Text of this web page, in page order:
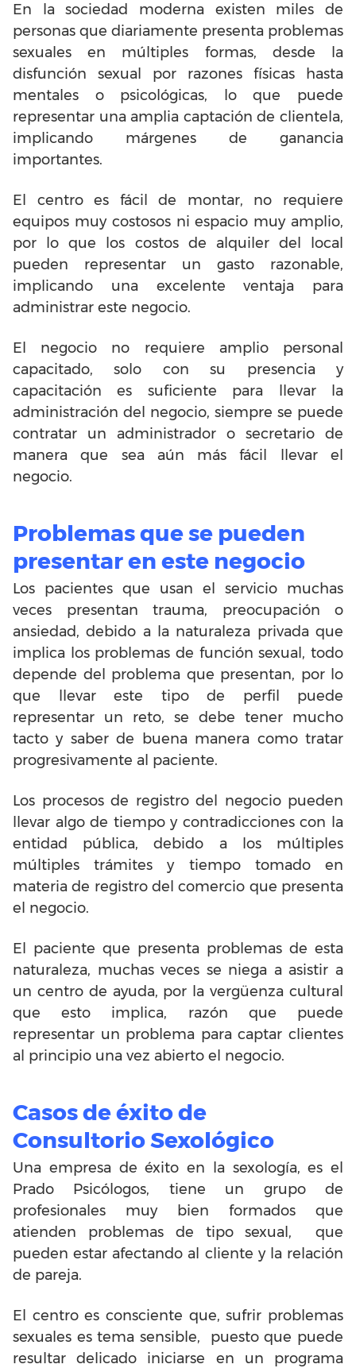
En la sociedad moderna existen miles de
personas que diariamente presenta problemas
sexuales en múltiples formas, desde la
disfunción sexual por razones físicas hasta
mentales o psicológicas, lo que puede
representar una amplia captación de clientela,
implicando márgenes de ganancia
importantes.
El centro es fácil de montar, no requiere
equipos muy costosos ni espacio muy amplio,
por lo que los costos de alquiler del local
pueden representar un gasto razonable,
implicando una excelente ventaja para
administrar este negocio.
El negocio no requiere amplio personal
capacitado, solo con su presencia y
capacitación es suficiente para llevar la
administración del negocio, siempre se puede
contratar un administrador o secretario de
manera que sea aún más fácil llevar el
negocio.
Problemas que se pueden
presentar en este negocio
Los pacientes que usan el servicio muchas
veces presentan trauma, preocupación o
ansiedad, debido a la naturaleza privada que
implica los problemas de función sexual, todo
depende del problema que presentan, por lo
que llevar este tipo de perfil puede
representar un reto, se debe tener mucho
tacto y saber de buena manera como tratar
progresivamente al paciente.
Los procesos de registro del negocio pueden
llevar algo de tiempo y contradicciones con la
entidad pública, debido a los múltiples
múltiples trámites y tiempo tomado en
materia de registro del comercio que presenta
el negocio.
El paciente que presenta problemas de esta
naturaleza, muchas veces se niega a asistir a
un centro de ayuda, por la vergüenza cultural
que esto implica, razón que puede
representar un problema para captar clientes
al principio una vez abierto el negocio.
Casos de éxito de
Consultorio Sexológico
Una empresa de éxito en la sexología, es el
Prado Psicólogos, tiene un grupo de
profesionales muy bien formados que
atienden problemas de tipo sexual, que
pueden estar afectando al cliente y la relación
de pareja.
El centro es consciente que, sufrir problemas
sexuales es tema sensible, puesto que puede
resultar delicado iniciarse en un programa